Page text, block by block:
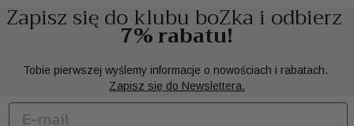
Zapisz się do klubu boZka i odbierz
7% rabatu!
Tobie pierwszej wyślemy informacje o nowościach i rabatach.
Zapisz się do Newslettera.